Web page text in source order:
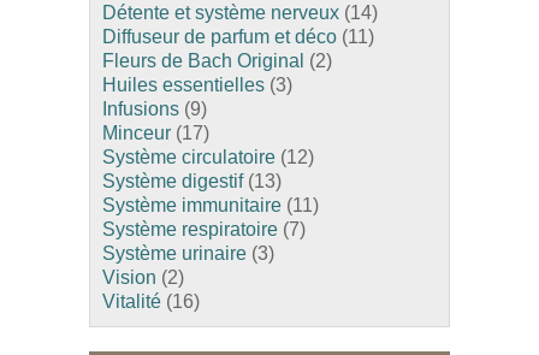
Détente et système nerveux (14)
Diffuseur de parfum et déco (11)
Fleurs de Bach Original (2)
Huiles essentielles (3)
Infusions (9)
Minceur (17)
Système circulatoire (12)
Système digestif (13)
Système immunitaire (11)
Système respiratoire (7)
Système urinaire (3)
Vision (2)
Vitalité (16)